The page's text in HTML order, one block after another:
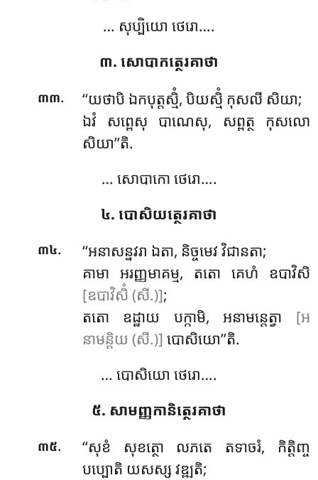
… សុប្បិយោ ថេរោ….
៣. សោបាកត្ថេរគាថា
៣៣. ‘‘យថាបិ ឯកបុត្តស្មិំ, បិយស្មិំ កុសលី សិយា;
ឯវំ សព្ពេសុ បាណេសុ, សព្ពត្ថ កុសលោ
សិយា’’តិ.
… សោបាកោ ថេរោ….
៤. បោសិយត្ថេរគាថា
៣៤.
‘‘អនាសន្នវរា ឯតា, និច្ចមេវ វិជានតា;
គាមា អរញ្ញមាគម្ម, តតោ គេហំ ឧបាវិសិ
[ឧបាវិសិំ (សី.)];
តតោ ឧដ្ឋាយ បក្កាមិ, អនាមន្តេត្វា [អ
នាមន្តិយ (សី.)] បោសិយោ’’តិ.
… បោសិយោ ថេរោ….
៥. សាមញ្ញកានិត្ថេរគាថា
៣៥.
‘‘សុខំ សុខត្ថោ លភតេ តទាចរំ, កិត្តិញ្ច
បប្បោតិ យសស្ស វឌ្ឍតិ;